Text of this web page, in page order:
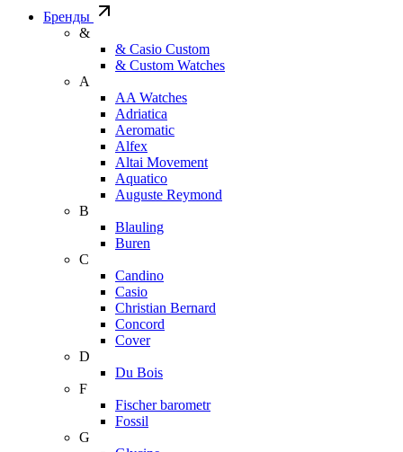
Бренды
&
& Casio Custom
& Custom Watches
A
AA Watches
Adriatica
Aeromatic
Alfex
Altai Movement
Aquatico
Auguste Reymond
B
Blauling
Buren
C
Candino
Casio
Christian Bernard
Concord
Cover
D
Du Bois
F
Fischer barometr
Fossil
G